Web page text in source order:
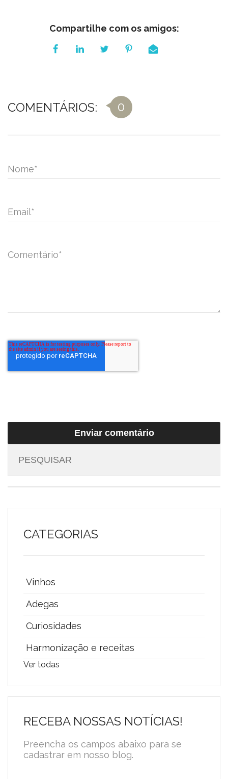
Compartilhe com os amigos:
COMENTÁRIOS: 0
Nome*
Email*
Comentário*
CATEGORIAS
Vinhos
Adegas
Curiosidades
Harmonização e receitas
Ver todas
RECEBA NOSSAS NOTÍCIAS!
Preencha os campos abaixo para se
cadastrar em nosso blog.